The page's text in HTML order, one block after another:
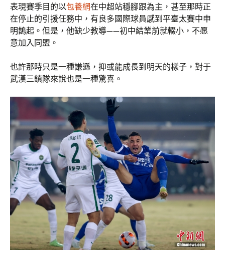
表現賽季目的以包養網在中超站穩腳跟為主，甚至那時正
在停止的引援任務中，有良多國際球員感到平臺太賽中申
明鵲起。但是，他缺少教導——初中結業前就輟小，不愿
意加入同盟。
也許那時只是一種謙遜，抑或能成長到明天的樣子，對于
武漢三鎮隊來說也是一種驚喜。